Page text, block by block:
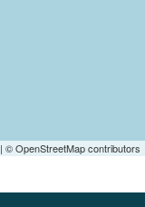
| © OpenStreetMap contributors